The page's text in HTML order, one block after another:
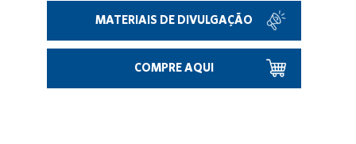
MATERIAIS DE DIVULGAÇÃO
COMPRE AQUI